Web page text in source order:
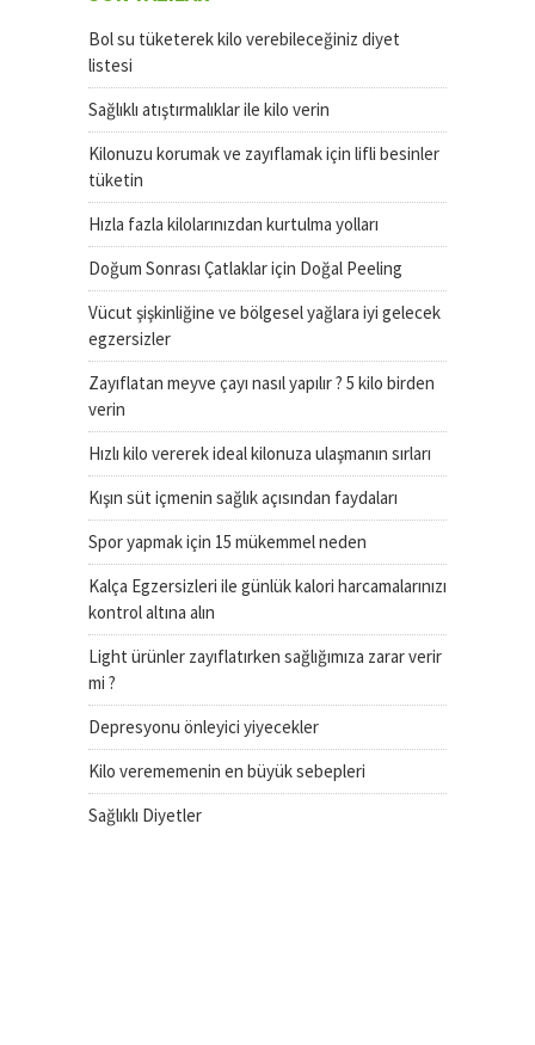
Bol su tüketerek kilo verebileceğiniz diyet
listesi
Sağlıklı atıştırmalıklar ile kilo verin
Kilonuzu korumak ve zayıflamak için lifli besinler
tüketin
Hızla fazla kilolarınızdan kurtulma yolları
Doğum Sonrası Çatlaklar için Doğal Peeling
Vücut şişkinliğine ve bölgesel yağlara iyi gelecek
egzersizler
Zayıflatan meyve çayı nasıl yapılır ? 5 kilo birden
verin
Hızlı kilo vererek ideal kilonuza ulaşmanın sırları
Kışın süt içmenin sağlık açısından faydaları
Spor yapmak için 15 mükemmel neden
Kalça Egzersizleri ile günlük kalori harcamalarınızı
kontrol altına alın
Light ürünler zayıflatırken sağlığımıza zarar verir
mi ?
Depresyonu önleyici yiyecekler
Kilo verememenin en büyük sebepleri
Sağlıklı Diyetler